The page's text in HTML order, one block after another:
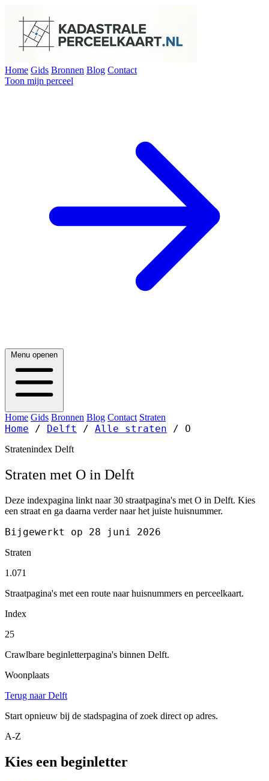
Home Gids Bronnen Blog Contact
Toon mijn perceel
Menu openen
Home Gids Bronnen Blog Contact Straten
Home / Delft / Alle straten / O
Stratenindex Delft
Straten met O in Delft
Deze indexpagina linkt naar 30 straatpagina's met O in Delft. Kies
een straat en ga daarna verder naar het juiste huisnummer.
Bijgewerkt op 28 juni 2026
Straten
1.071
Straatpagina's met een route naar huisnummers en perceelkaart.
Index
25
Crawlbare beginletterpagina's binnen Delft.
Woonplaats
Terug naar Delft
Start opnieuw bij de stadspagina of zoek direct op adres.
A-Z
Kies een beginletter